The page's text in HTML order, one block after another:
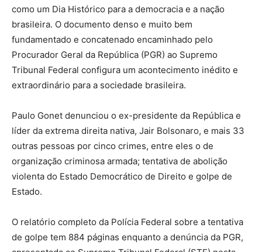
como um Dia Histórico para a democracia e a nação
brasileira. O documento denso e muito bem
fundamentado e concatenado encaminhado pelo
Procurador Geral da República (PGR) ao Supremo
Tribunal Federal configura um acontecimento inédito e
extraordinário para a sociedade brasileira.
Paulo Gonet denunciou o ex-presidente da República e
líder da extrema direita nativa, Jair Bolsonaro, e mais 33
outras pessoas por cinco crimes, entre eles o de
organização criminosa armada; tentativa de abolição
violenta do Estado Democrático de Direito e golpe de
Estado.
O relatório completo da Polícia Federal sobre a tentativa
de golpe tem 884 páginas enquanto a denúncia da PGR,